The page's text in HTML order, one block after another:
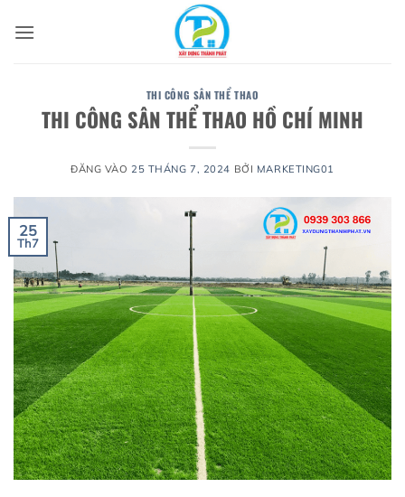
qua
THI CÔNG SÂN THỂ THAO
THI CÔNG SÂN THỂ THAO HỒ CHÍ MINH
ĐĂNG VÀO 25 THÁNG 7, 2024 BỞI MARKETING01
25
Th7